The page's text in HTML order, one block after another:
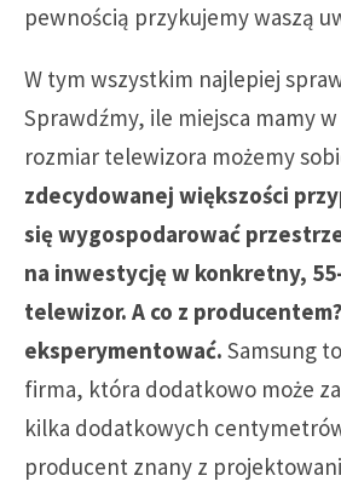
pewnością przykujemy waszą
W tym wszystkim najlepiej
Sprawdźmy, ile miejsca mamy
rozmiar telewizora możemy
zdecydowanej większości
się wygospodarować
na inwestycję w konkretny,
telewizor. A co z
eksperymentować. Samsung
firma, która dodatkowo może
kilka dodatkowych
producent znany z